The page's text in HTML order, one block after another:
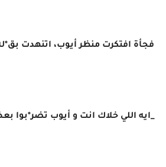
فجأة افتكرت منظر أيوب، اتنهدت
_ايه اللي خلاك انت و أيوب تضر*بوا